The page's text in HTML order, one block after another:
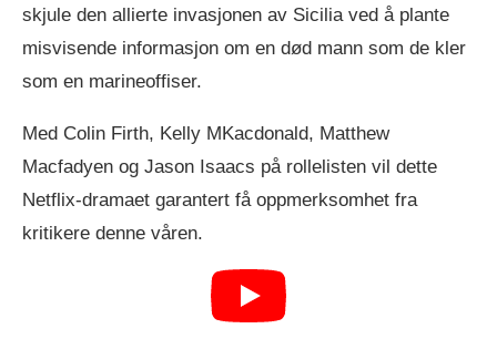
skjule den allierte invasjonen av Sicilia ved å plante
misvisende informasjon om en død mann som de kler
som en marineoffiser.
Med Colin Firth, Kelly MKacdonald, Matthew
Macfadyen og Jason Isaacs på rollelisten vil dette
Netflix-dramaet garantert få oppmerksomhet fra
kritikere denne våren.